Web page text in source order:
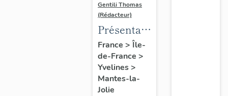
Gentili Thomas
(Rédacteur)
Présentation
de l'étude
France > Île-
de-France >
Yvelines>
Mantes-la-
Jolie